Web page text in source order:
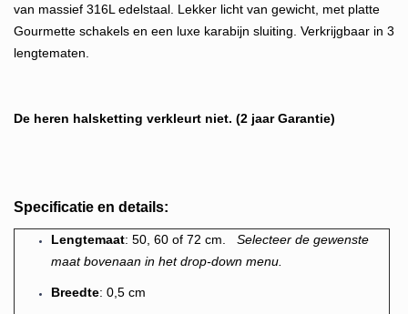
van massief 316L edelstaal. Lekker licht van gewicht, met platte
Gourmette schakels en een luxe karabijn sluiting. Verkrijgbaar in 3
lengtematen.
De heren halsketting verkleurt niet. (2 jaar Garantie)
Specificatie en details:
Lengtemaat: 50, 60 of 72 cm. Selecteer de gewenste
maat bovenaan in het drop-down menu.
Breedte: 0,5 cm